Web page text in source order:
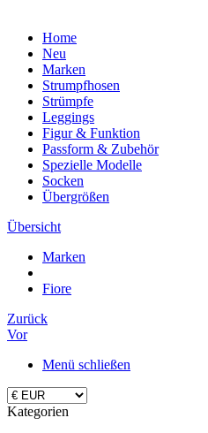
Home
Neu
Marken
Strumpfhosen
Strümpfe
Leggings
Figur & Funktion
Passform & Zubehör
Spezielle Modelle
Socken
Übergrößen
Übersicht
Marken
Fiore
Zurück
Vor
Menü schließen
Kategorien